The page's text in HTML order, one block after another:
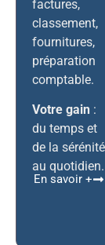
factures,
classement,
fournitures,
préparation
comptable.
Votre gain :
du temps et
de la sérénité
au quotidien.
En savoir +